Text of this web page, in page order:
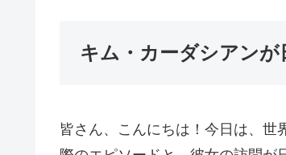
キム・カーダシアン
皆さん、こんにちは！今日は、世